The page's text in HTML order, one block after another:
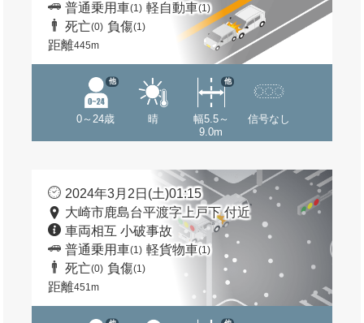
普通乗用車(1) 軽自動車(1)
死亡(0) 負傷(1)
距離445m
0～24歳
他
晴
幅5.5～
9.0m
他
信号なし
2024年3月2日(土)01:15
大崎市鹿島台平渡字上戸下 付近
車両相互 小破事故
普通乗用車(1) 軽貨物車(1)
死亡(0) 負傷(1)
距離451m